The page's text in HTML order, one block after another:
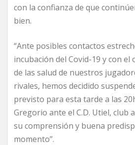
con la confianza de que
bien.
“Ante posibles contactos
incubación del Covid-19 y con el
de las salud de nuestros
rivales, hemos decidido
previsto para esta tarde a las
Gregorio ante el C.D. Utiel, club
su comprensión y buena
momento”.